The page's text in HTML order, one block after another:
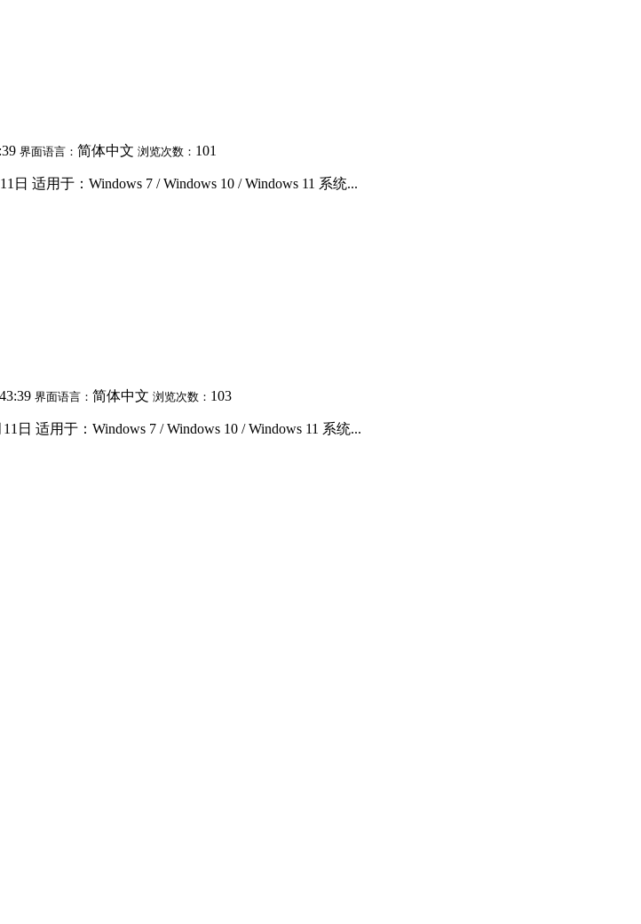
界面语言： 简体中文 浏览次数： 101
适用于：Windows 7 / Windows 10 / Windows 11 系统...
界面语言： 简体中文 浏览次数： 103
日 适用于：Windows 7 / Windows 10 / Windows 11 系统...